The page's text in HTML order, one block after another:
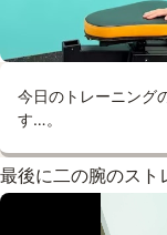
今日のトレーニング
す…。
最後に二の腕のスト